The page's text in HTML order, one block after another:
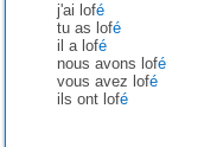
j'ai lofé
tu as lofé
il a lofé
nous avons lofé
vous avez lofé
ils ont lofé